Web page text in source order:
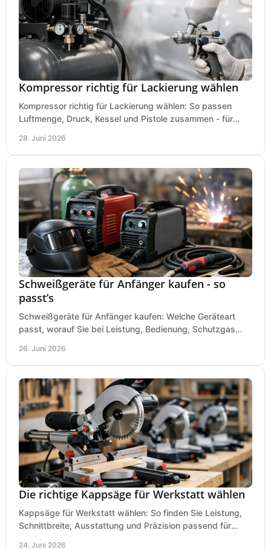
Kompressor richtig für Lackierung wählen
Kompressor richtig für Lackierung wählen: So passen
Luftmenge, Druck, Kessel und Pistole zusammen - für
28. Juni 2026
Schweißgeräte für Anfänger kaufen - so
passt’s
Schweißgeräte für Anfänger kaufen: Welche Geräteart
passt, worauf Sie bei Leistung, Bedienung, Schutzgas
26. Juni 2026
Die richtige Kappsäge für Werkstatt wählen
Kappsäge für Werkstatt wählen: So finden Sie Leistung,
Schnittbreite, Ausstattung und Präzision passend für
24. Juni 2026